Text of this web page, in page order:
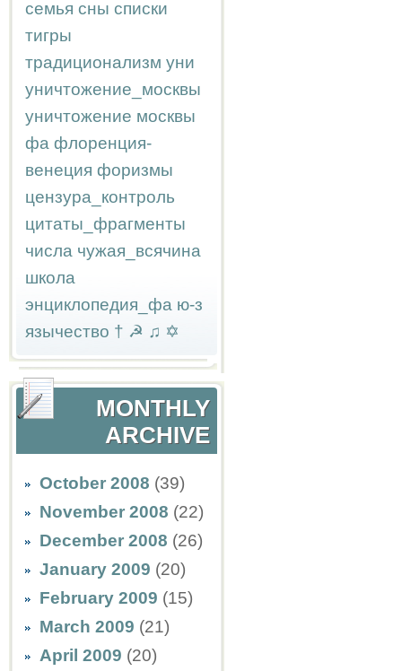
семья сны списки
тигры
традиционализм уни
уничтожение_москвы
уничтожение москвы
фа флоренция-
венеция форизмы
цензура_контроль
цитаты_фрагменты
числа чужая_всячина
школа
энциклопедия_фа ю-з
язычество † ☭ ♫ ✡
MONTHLY
ARCHIVE
October 2008 (39)
November 2008 (22)
December 2008 (26)
January 2009 (20)
February 2009 (15)
March 2009 (21)
April 2009 (20)